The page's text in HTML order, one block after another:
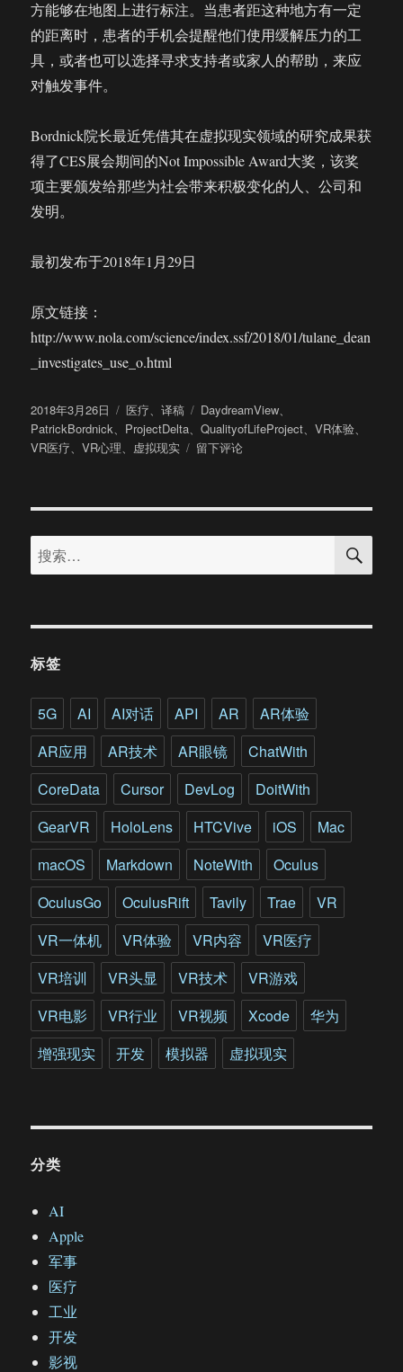
方能够在地图上进行标注。当患者距这种地方有一定
的距离时，患者的手机会提醒他们使用缓解压力的工
具，或者也可以选择寻求支持者或家人的帮助，来应
对触发事件。
Bordnick院长最近凭借其在虚拟现实领域的研究成果获
得了CES展会期间的Not Impossible Award大奖，该奖
项主要颁发给那些为社会带来积极变化的人、公司和
发明。
最初发布于2018年1月29日
原文链接：
http://www.nola.com/science/index.ssf/2018/01/tulane_dean
_investigates_use_o.html
发
布
于
2018年3月26日
分
类
医疗、译稿
标
签
DaydreamView、
PatrickBordnick、 ProjectDelta、QualityofLifeProject、VR体验、
VR医疗、VR心理、 虚拟现实
于
现
对
成
的
潜
力
有
多
大?
留下评论
搜
索：
搜
标签
5G AI AI对话 API AR
AR体验
AR应用
AR技术 AR眼镜
ChatWith
CoreData
Cursor DevLog
DoitWith
GearVR
HoloLens HTCVive iOS
Mac
macOS
Markdown NoteWith
Oculus
OculusGo
OculusRift Tavily Trae
VR
VR一体机
VR体验 VR内容
VR医疗
VR培训
VR头显 VR技术
VR游戏
VR电影
VR行业 VR视频 Xcode
华为
增强现实
开发 模拟器 虚拟现实
分类
AI
Apple
军事
医疗
工业
开发
影视